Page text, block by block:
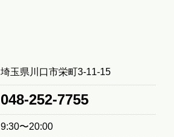
埼玉県川口市栄町3-11-15
048-252-7755
9:30〜20:00